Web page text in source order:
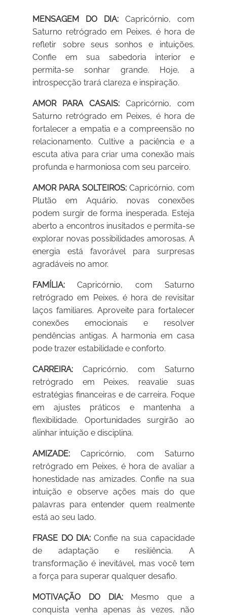
MENSAGEM DO DIA: Capricórnio, com
Saturno retrógrado em Peixes, é hora de
refletir sobre seus sonhos e intuições.
Confie em sua sabedoria interior e
permita-se sonhar grande. Hoje, a
introspecção trará clareza e inspiração.
AMOR PARA CASAIS: Capricórnio, com
Saturno retrógrado em Peixes, é hora de
fortalecer a empatia e a compreensão no
relacionamento. Cultive a paciência e a
escuta ativa para criar uma conexão mais
profunda e harmoniosa com seu parceiro.
AMOR PARA SOLTEIROS: Capricórnio, com
Plutão em Aquário, novas conexões
podem surgir de forma inesperada. Esteja
aberto a encontros inusitados e permita-se
explorar novas possibilidades amorosas. A
energia está favorável para surpresas
agradáveis no amor.
FAMÍLIA: Capricórnio, com Saturno
retrógrado em Peixes, é hora de revisitar
laços familiares. Aproveite para fortalecer
conexões emocionais e resolver
pendências antigas. A harmonia em casa
pode trazer estabilidade e conforto.
CARREIRA: Capricórnio, com Saturno
retrógrado em Peixes, reavalie suas
estratégias financeiras e de carreira. Foque
em ajustes práticos e mantenha a
flexibilidade. Oportunidades surgirão ao
alinhar intuição e disciplina.
AMIZADE: Capricórnio, com Saturno
retrógrado em Peixes, é hora de avaliar a
honestidade nas amizades. Confie na sua
intuição e observe ações mais do que
palavras para entender quem realmente
está ao seu lado.
FRASE DO DIA: Confie na sua capacidade
de adaptação e resiliência. A
transformação é inevitável, mas você tem
a força para superar qualquer desafio.
MOTIVAÇÃO DO DIA:Mesmo que a
conquista venha apenas às vezes, não